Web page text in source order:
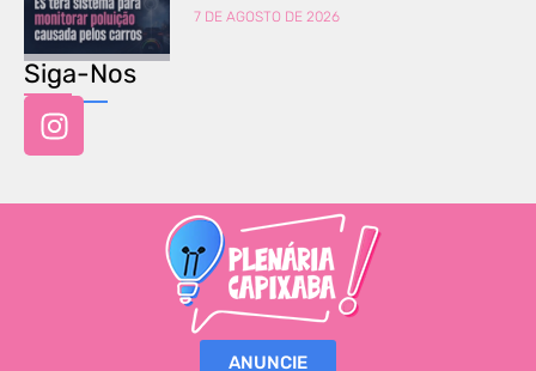
7 DE AGOSTO DE 2026
Siga-Nos
ANUNCIE